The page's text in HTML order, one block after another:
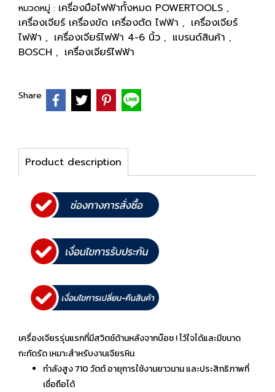
หมวดหมู่ : เครื่องมือไฟฟ้าทั้งหมด POWERTOOLS ,
เครื่องเจียร์ เครื่องขัด เครื่องตัด ไฟฟ้า , เครื่องเจียร์
ไฟฟ้า , เครื่องเจียร์ไฟฟ้า 4-6 นิ้ว , แบรนด์สินค้า ,
BOSCH , เครื่องเจียร์ไฟฟ้า
Share
Product description
เครื่องเจียรรุ่นแรกที่มีสวิตช์ด้านหลังจากบ๊อช ! ไว้ใจได้และมีขนาด
กะทัดรัด เหมาะสำหรับงานเจียรหิน
กำลังสูง 710 วัตต์ อายุการใช้งานยาวนาน และประสิทธิภาพที่
เชื่อถือได้